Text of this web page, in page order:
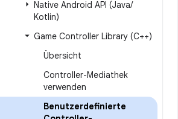
Native Android API (Java/
Kotlin)
Game Controller Library (C++)
Übersicht
Controller-Mediathek
verwenden
Benutzerdefinierte